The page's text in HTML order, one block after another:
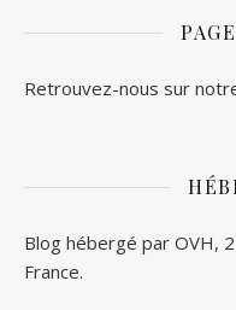
Retrouvez-nous sur
Blog hébergé par OVH,
France.